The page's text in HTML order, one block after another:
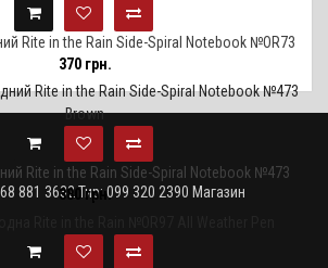
Rite in the Rain Side-Spiral Notebook №OR73
Orange
370 грн.
Rite in the Rain Side-Spiral Notebook №473
Brown
380 грн.
881 3632 Тир; 099 320 2390 Магазин